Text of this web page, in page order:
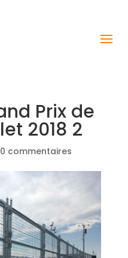
Prix de
2018 2
0 commentaires